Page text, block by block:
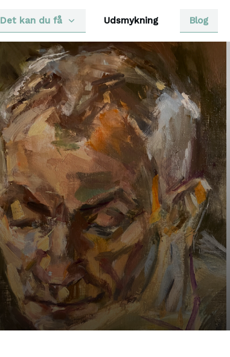
Det kan du få Udsmykning Blog